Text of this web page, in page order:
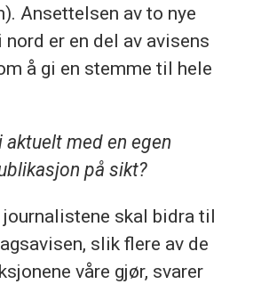
Ansettelsen av to nye
er en del av avisens
å gi en stemme til hele
aktuelt med en egen
på sikt?
skal bidra til
slik flere av de
våre gjør, svarer